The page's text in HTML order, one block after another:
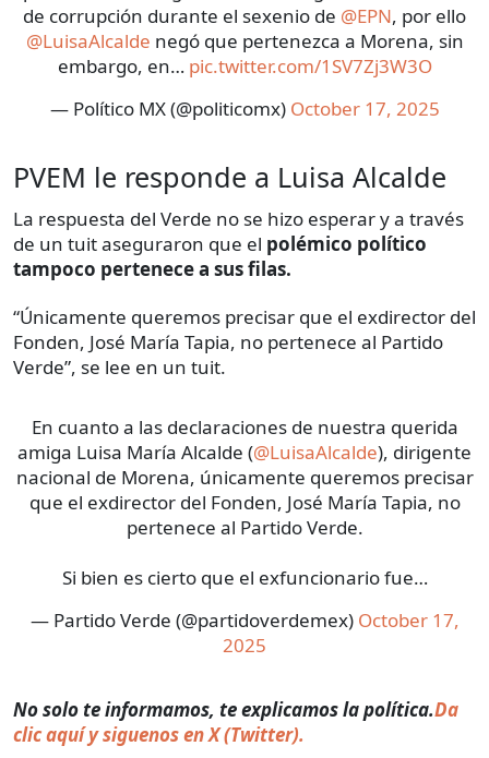
de corrupción durante el sexenio de @EPN, por ello
@LuisaAlcalde negó que pertenezca a Morena, sin
embargo, en… pic.twitter.com/1SV7Zj3W3O
— Político MX (@politicomx) October 17, 2025
PVEM le responde a Luisa Alcalde
La respuesta del Verde no se hizo esperar y a través
de un tuit aseguraron que el polémico político
tampoco pertenece a sus filas.
“Únicamente queremos precisar que el exdirector del
Fonden, José María Tapia, no pertenece al Partido
Verde”, se lee en un tuit.
En cuanto a las declaraciones de nuestra querida
amiga Luisa María Alcalde (@LuisaAlcalde), dirigente
nacional de Morena, únicamente queremos precisar
que el exdirector del Fonden, José María Tapia, no
pertenece al Partido Verde.
Si bien es cierto que el exfuncionario fue…
— Partido Verde (@partidoverdemex) October 17,
2025
No solo te informamos, te explicamos la política.Da
clic aquí y siguenos en X (Twitter).